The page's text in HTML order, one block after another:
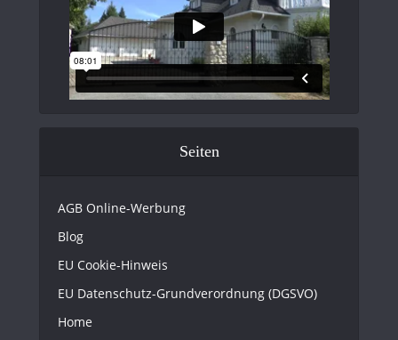
Seiten
AGB Online-Werbung
Blog
EU Cookie-Hinweis
EU Datenschutz-Grundverordnung (DGSVO)
Home